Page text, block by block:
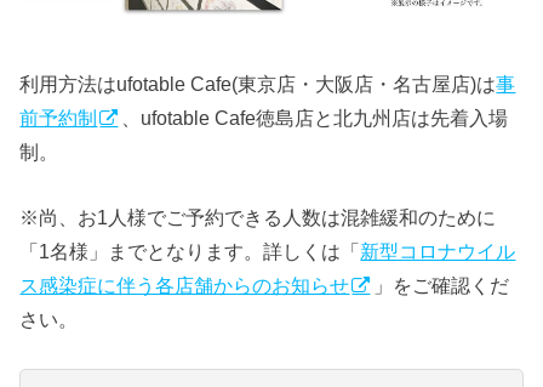
利用方法はufotable Cafe(東京店・大阪店・名古屋店)は事
前予約制
、ufotable Cafe徳島店と北九州店は先着入場
制。
※尚、お1人様でご予約できる人数は混雑緩和のために
「1名様」までとなります。詳しくは「 新型コロナウイル
ス感染症に伴う各店舗からのお知らせ
」をご確認くだ
さい。